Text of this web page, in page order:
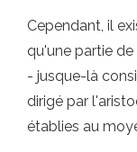
Cependant, il
qu'une partie
- jusque-là
dirigé par
établies au